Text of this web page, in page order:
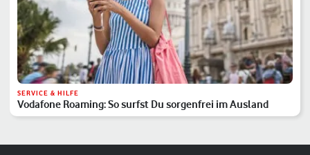
SERVICE & HILFE
Vodafone Roaming: So surfst Du sorgenfrei im Ausland